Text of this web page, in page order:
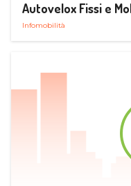
Autovelox Fissi e
Infomobilità